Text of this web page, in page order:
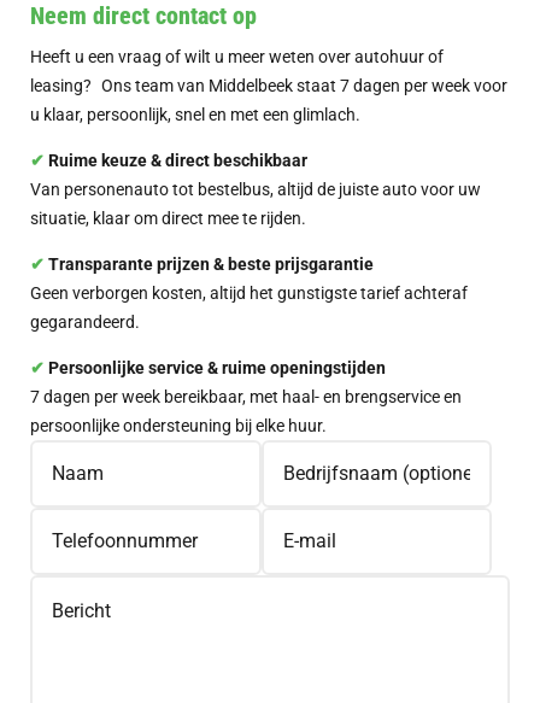
Neem direct contact op
Heeft u een vraag of wilt u meer weten over autohuur of
leasing? Ons team van Middelbeek staat 7 dagen per week voor
u klaar, persoonlijk, snel en met een glimlach.
✔︎ Ruime keuze & direct beschikbaar
Van personenauto tot bestelbus, altijd de juiste auto voor uw
situatie, klaar om direct mee te rijden.
✔︎ Transparante prijzen & beste prijsgarantie
Geen verborgen kosten, altijd het gunstigste tarief achteraf
gegarandeerd.
✔︎ Persoonlijke service & ruime openingstijden
7 dagen per week bereikbaar, met haal- en brengservice en
persoonlijke ondersteuning bij elke huur.